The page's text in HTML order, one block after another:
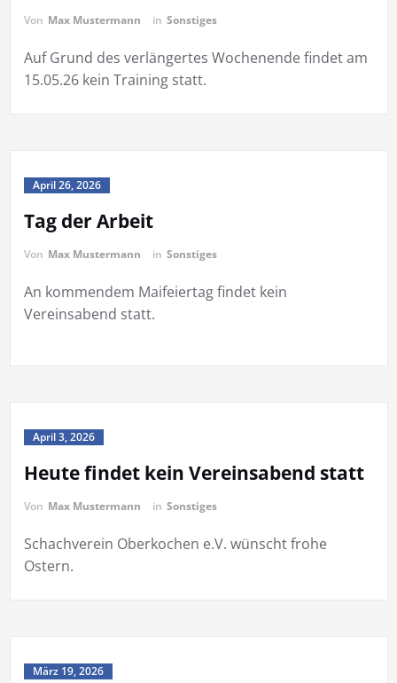
Von Max Mustermann in Sonstiges
Auf Grund des verlängertes Wochenende findet am
15.05.26 kein Training statt.
April 26, 2026
Tag der Arbeit
Von Max Mustermann in Sonstiges
An kommendem Maifeiertag findet kein
Vereinsabend statt.
April 3, 2026
Heute findet kein Vereinsabend statt
Von Max Mustermann in Sonstiges
Schachverein Oberkochen e.V. wünscht frohe
Ostern.
März 19, 2026